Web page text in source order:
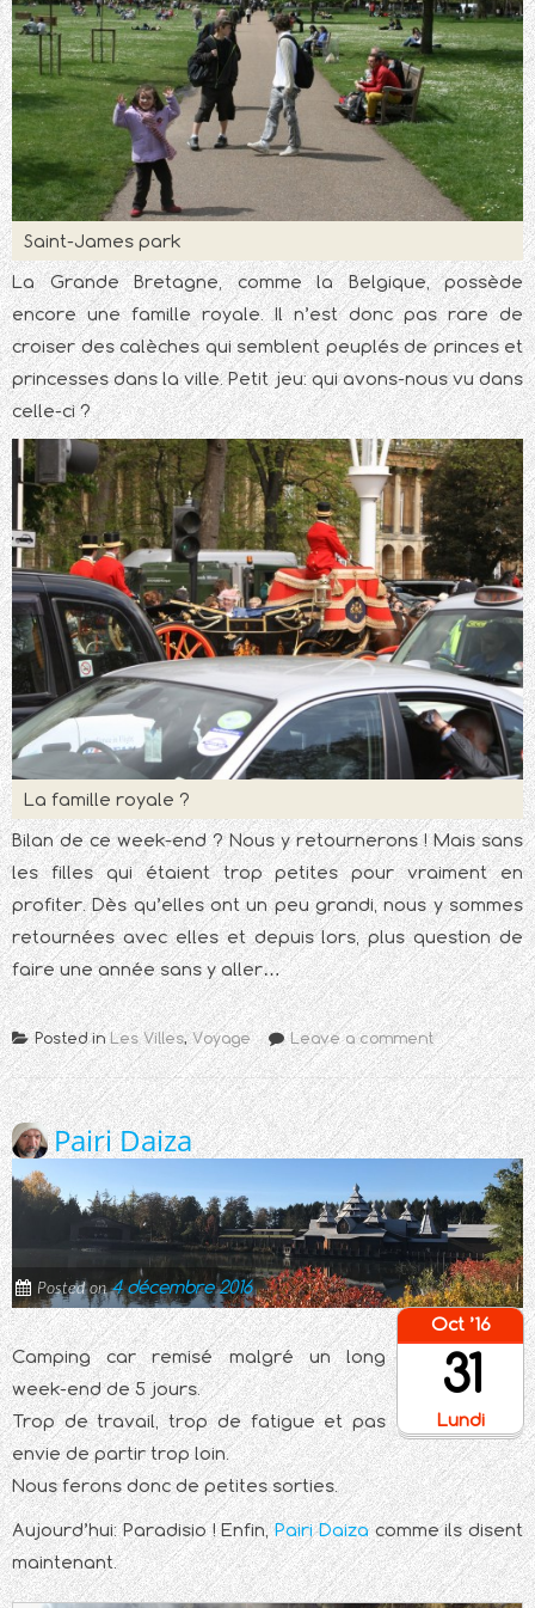
Saint-James park
La Grande Bretagne, comme la Belgique, possède
encore une famille royale. Il n’est donc pas rare de
croiser des calèches qui semblent peuplés de princes et
princesses dans la ville. Petit jeu: qui avons-nous vu dans
celle-ci ?
La famille royale ?
Bilan de ce week-end ? Nous y retournerons ! Mais sans
les filles qui étaient trop petites pour vraiment en
profiter. Dès qu’elles ont un peu grandi, nous y sommes
retournées avec elles et depuis lors, plus question de
faire une année sans y aller…
Posted inLes Villes,Voyage Leave a comment
Pairi Daiza
Posted on4 décembre 2016
Lundi
Oct ’16
31
Camping car remisé malgré un long
week-end de 5 jours.
Trop de travail, trop de fatigue et pas
envie de partir trop loin.
Nous ferons donc de petites sorties.
Aujourd’hui: Paradisio ! Enfin,Pairi Daizacomme ils disent
maintenant.